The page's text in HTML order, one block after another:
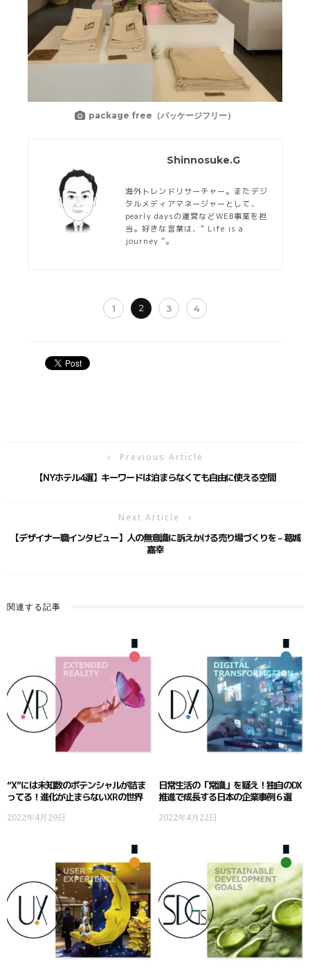
package free（パッケージフリー）
Shinnosuke.G
海外トレンドリサーチャー。 またデジ
タルメディアマネージャーとして、
pearly daysの運営などWEB事業を担
当。好きな言葉は、“ Life is a
journey ”。
1 2 3 4
Previous Article
【NYホテル4選】キーワードは泊まらなくても自由に使える空間
Next Article
【デザイナー職インタビュー】人の無意識に訴えかける売り場づくりを – 葛城
嘉幸
関連する記事
“X”には未知数のポテンシャルが詰ま
ってる！進化が止まらないXRの世界
2022年4月29日
日常生活の「常識」を疑え！独自のDX
推進で成長する日本の企業事例６選
2022年4月22日